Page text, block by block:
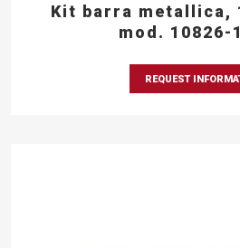
Kit barra metallica,
mod. 10826-
REQUEST